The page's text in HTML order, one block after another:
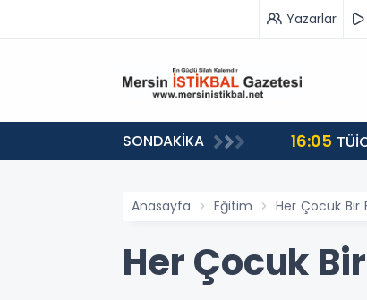
Yazarlar
SONDAKİKA 16:05
Anasayfa Eğitim Her Çocuk Bir
Her Çocuk